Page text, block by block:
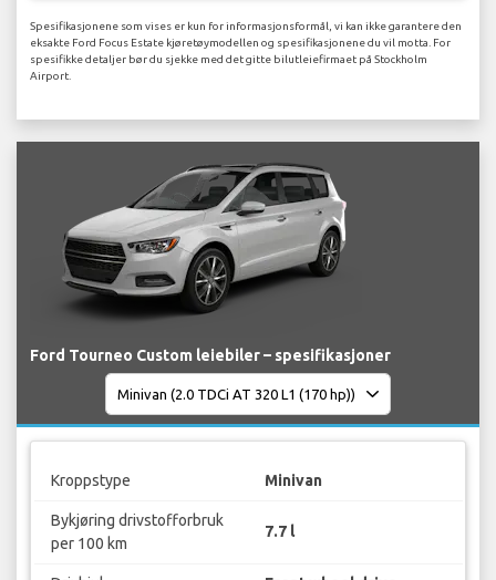
Spesifikasjonene som vises er kun for informasjonsformål, vi kan ikke garantere den
eksakte Ford Focus Estate kjøretøymodellen og spesifikasjonene du vil motta. For
spesifikke detaljer bør du sjekke med det gitte bilutleiefirmaet på Stockholm
Airport.
Ford Tourneo Custom leiebiler – spesifikasjoner
Kroppstype Minivan
Bykjøring drivstofforbruk
per 100 km
7.7 l